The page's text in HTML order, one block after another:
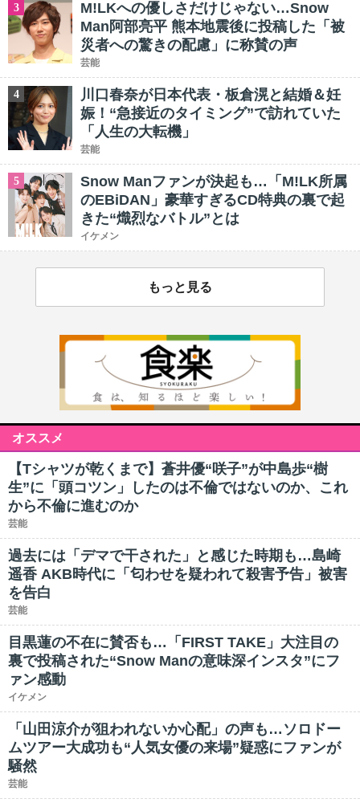
3
M!LKへの優しさだけじゃない…Snow
Man阿部亮平 熊本地震後に投稿した「被
災者への驚きの配慮」に称賛の声
芸能
4
川口春奈が日本代表・板倉滉と結婚＆妊
娠！“急接近のタイミング”で訪れていた
「人生の大転機」
芸能
5
Snow Manファンが決起も…「M!LK所属
のEBiDAN」豪華すぎるCD特典の裏で起
きた“熾烈なバトル”とは
イケメン
もっと見る
オススメ
【Tシャツが乾くまで】蒼井優“咲子”が中島歩“樹
生”に「頭コツン」したのは不倫ではないのか、これ
から不倫に進むのか
芸能
過去には「デマで干された」と感じた時期も…島崎
遥香 AKB時代に「匂わせを疑われて殺害予告」被害
を告白
芸能
目黒蓮の不在に賛否も…「FIRST TAKE」大注目の
裏で投稿された“Snow Manの意味深インスタ”にフ
ァン感動
イケメン
「山田涼介が狙われないか心配」の声も…ソロドー
ムツアー大成功も“人気女優の来場”疑惑にファンが
騒然
芸能